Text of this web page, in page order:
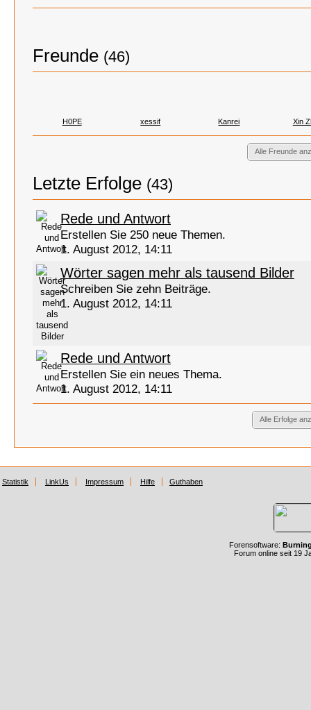
Freunde (46)
H0PE xessif Kanrei Xin
Alle Freunde
Letzte Erfolge (43)
Rede und Antwort
Erstellen Sie 250 neue Themen.
1. August 2012, 14:11
Wörter sagen mehr als tausend Bilder
Schreiben Sie zehn Beiträge.
1. August 2012, 14:11
Rede und Antwort
Erstellen Sie ein neues Thema.
1. August 2012, 14:11
Alle Erfolge
Statistik LinkUs Impressum Hilfe Guthaben
Forensoftware:
Forum online seit 19